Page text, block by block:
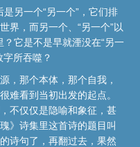
是另一个“另一个”，它们排
界，而另一个、“另一个”以
？它是不是早就湮没在“另一
所吞噬？
，那个本体，那个自我，
难看到当初出发的起点。
不仅仅是隐喻和象征，甚
》诗集里这首诗的题目叫
诗句了，再翻过去，果然